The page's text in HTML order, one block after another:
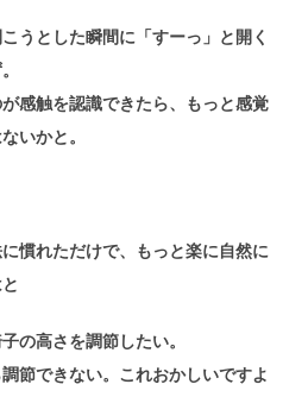
うとした瞬間に「すーっ」と開く
感触を認識できたら、もっと感覚
いかと。
慣れただけで、もっと楽に自然に
の高さを調節したい。
節できない。これおかしいですよ